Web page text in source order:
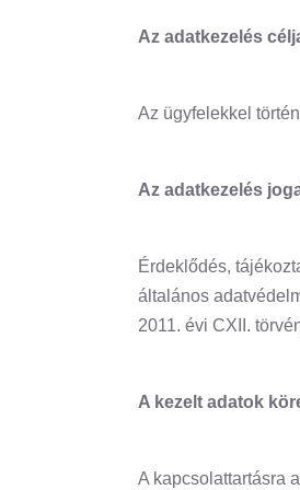
Az adatkezelés
Az ügyfelekkel
Az adatkezelés
Érdeklődés,
általános
2011. évi CXII.
A kezelt adatok
A kapcsolattartásra